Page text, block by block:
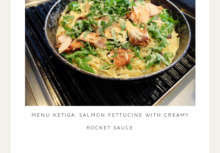
MENU KETIGA: SALMON FETTUCINE WITH CREAMY
ROCKET SAUCE